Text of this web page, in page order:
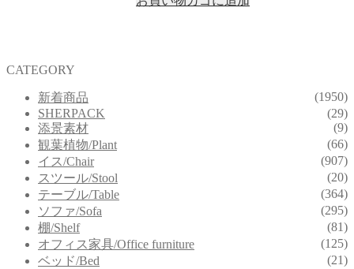
CATEGORY
新着商品
(1950)
SHERPACK
(29)
添景素材
(9)
観葉植物/Plant
(66)
イス/Chair
(907)
スツール/Stool
(20)
テーブル/Table
(364)
ソファ/Sofa
(295)
棚/Shelf
(81)
オフィス家具/Office furniture
(125)
ベッド/Bed
(21)